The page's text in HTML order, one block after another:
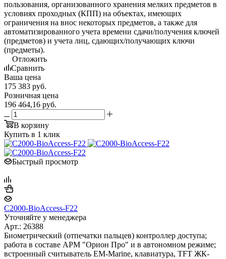
пользования, организованного хранения мелких предметов в
условиях проходных (КПП) на объектах, имеющих
ограничения на внос некоторых предметов, а также для
автоматизированного учета времени сдачи/получения ключей
(предметов) и учета лиц, сдающих/получающих ключи
(предметы).
Отложить
Сравнить
Ваша цена
175 383 руб.
Розничная цена
196 464,16 руб.
В корзину
Купить в 1 клик
Быстрый просмотр
С2000-BioAccess-F22
Уточняйте у менеджера
Арт.: 26388
Биометрический (отпечатки пальцев) контроллер доступа;
работа в составе АРМ "Орион Про" и в автономном режиме;
встроенный считыватель EM-Marine, клавиатура, TFT ЖК-